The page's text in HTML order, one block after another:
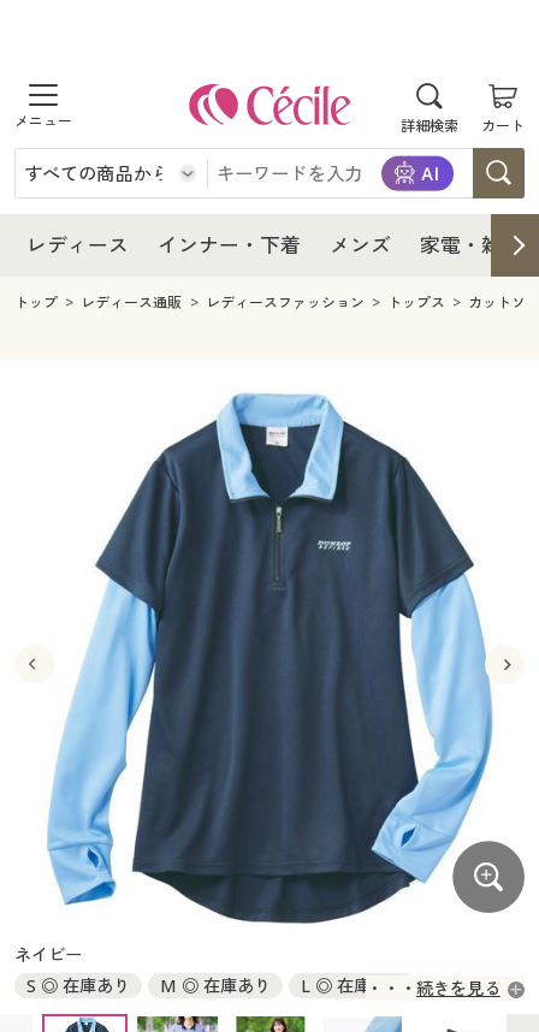
詳細検索 カート
商品を探す
レディース
レディースファッション
インナー・下着
インナー・下着通販すべて
ジュニア・ティーンズ下着
メンズ
メンズファッション
キッチン・雑貨・日用品
寝具・インテリア・家具
寝具・インテリア・家具通販すべて
家具・収納
寝具・ベッド
カーテン・ラグ・ファブリック
美容・健康通販すべて
美容・健康・サプリメント
制服・スクール
制服・スクールすべて
制服・学生服
ジュニア・ティーンズ下着
大きいサイズ
大きいサイズ通販すべて
大きいサイズ レディース服
大きいサイズ レディース下着
大きいサイズ メンズ
大きいサイズ 事務・制服
バーゲン
バーゲンセール
シークレットセール
詳細検索
商品カテゴリ一覧
カタログ
カタログ・チラシからのご注文
デジタルカタログ
レディース インナー・下着 メンズ 家電・雑貨
レディース
レディース通販すべて
レディースファッション
インナー・下着
インナー・下着通販すべて
ジュニア・ティーンズ下着
メンズ
キッチン・雑貨・日用品
寝具・インテリア・家具通販すべて
寝具・ベッド
カーテン・ラグ・ファブリック
美容・健康通販すべて
美容・健康・サプリメント
制服・スクール
制服・スクールすべて
制服・学生服
ジュニア・ティーンズ下着
大きいサイズ
大きいサイズ通販すべて
大きいサイズ レディース服
大きいサイズ レディース下着
大きいサイズ メンズ
大きいサイズ 事務・制服
バーゲン
バーゲンセール
シークレットセール
詳細検索
商品カテゴリ一覧
カタログ
カタログ・チラシからのご注文
カタログ無料プレゼント
トップ レディース通販 レディースファッション トップス カットソ
ネイビー
S ◎ 在庫あり
M ◎ 在庫あり
L ◎ 在庫あり
LL ◎ 在庫あり
3L ○ 在庫わずか
続きを見る